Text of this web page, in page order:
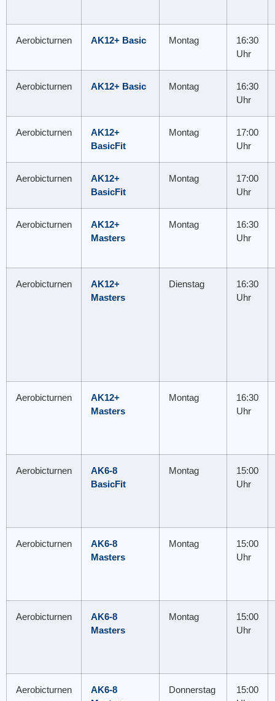
Aerobicturnen AK12+ Basic Montag
16:30
Uhr
Aerobicturnen AK12+ Basic Montag
16:30
Uhr
Aerobicturnen
AK12+
BasicFit
Montag
17:00
Uhr
Aerobicturnen
AK12+
BasicFit
Montag
17:00
Uhr
Aerobicturnen
AK12+
Masters
Montag
16:30
Uhr
Aerobicturnen
AK12+
Masters
Dienstag
16:30
Uhr
Aerobicturnen
AK12+
Masters
Montag
16:30
Uhr
Aerobicturnen
AK6-8
BasicFit
Montag
15:00
Uhr
Aerobicturnen
AK6-8
Masters
Montag
15:00
Uhr
Aerobicturnen
AK6-8
Masters
Montag
15:00
Uhr
Aerobicturnen
AK6-8
Donnerstag
15:00